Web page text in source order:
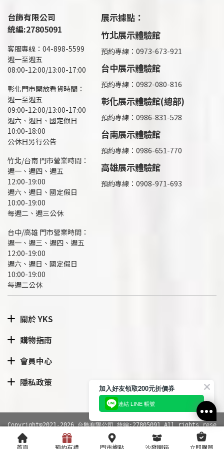
台飾有限公司
統編:27805091
客服專線：04-898-5599
週一至週五
08:00-12:00/13:00-17:00
彰化門市開放看貨時間：
週一至週五
09:00-12:00/13:00-17:00
週六、週日、國定假日
10:00-18:00
公休日另行公告
竹北/台南 門市營業時間：
週一、週四、週五
12:00-19:00
週六、週日、國定假日
10:00-19:00
每週二、週三公休
台中/高雄 門市營業時間：
週一、週三、週四、週五
12:00-19:00
週六、週日、國定假日
10:00-19:00
每週二公休
展示據點：
竹北展示體驗館
預約專線：0973-673-921
台中展示體驗館
預約專線：0982-080-816
彰化展示體驗館(總部)
預約專線： 0986-831-528
台南展示體驗館
預約專線：0986-651-770
高雄展示體驗館
預約專線： 0908-971-693
關於 YKS
購物指南
會員中心
隱私政策
Copyright©2021-2026 台飾有限公司 統編:27805091 All rights rese
rved.
網站導覽| 隱私權政策
RWD商城建置尚峪資訊科技
首頁 預約有禮 門市據點 沙發開箱 立即購買
加入好友領取200元折價券
連結 LINE 帳號